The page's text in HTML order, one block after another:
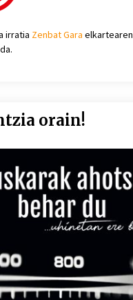
irratia Zenbat Gara elkartearen
orain!